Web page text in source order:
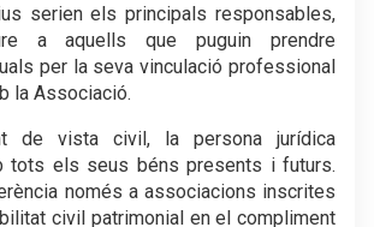
serien els principals responsables,
a aquells que puguin prendre
per la seva vinculació professional
la Associació.
de vista civil, la persona jurídica
tots els seus béns presents i futurs.
només a associacions inscrites
civil patrimonial en el compliment